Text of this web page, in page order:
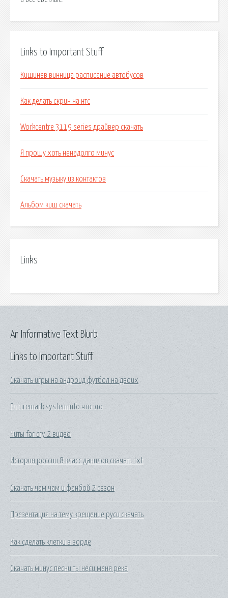
Links to Important Stuff
Кишинев винница расписание автобусов
Как делать скрин на нтс
Workcentre 3119 series драйвер скачать
Я прошу хоть ненадолго минус
Скачать музыку из контактов
Альбом киш скачать
Links
Links to Important Stuff
Скачать игры на андроид футбол на двоих
Futuremark systeminfo что это
Читы far cry 2 видео
История россии 8 класс данилов скачать txt
Скачать чам чам и фанбой 2 сезон
Презентация на тему крещение руси скачать
Как сделать клетки в ворде
Скачать минус песни ты неси меня река
An Informative Text Blurb